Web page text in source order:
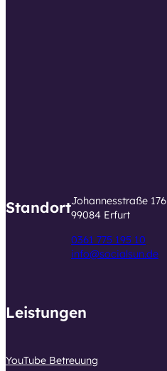
StandortJohannesstraße 176
99084 Erfurt
0361 775 195 10
info@socialsun.de
Leistungen
YouTube Betreuung